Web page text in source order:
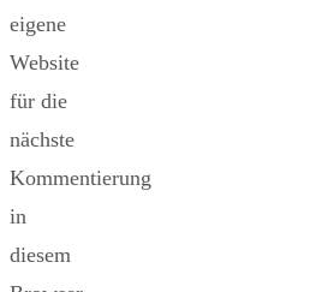
eigene
Website
für die
nächste
Kommentierung
in
diesem